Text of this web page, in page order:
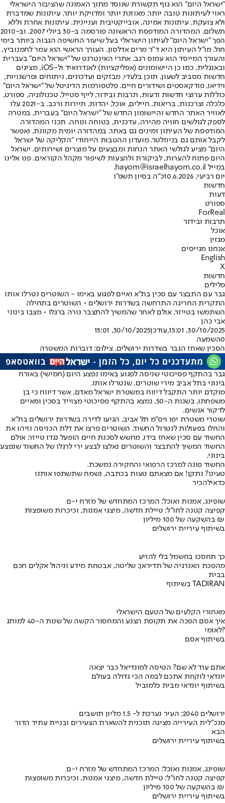
"ישראל היום" הוא גוף תקשורת שנוסד מתוך האמונה שהציבור הישראלי
ראוי לעיתונות טובה יותר, מאוזנת יותר ומדויקת יותר. עיתונות שמדברת
ולא צועקת. עיתונות אמינה, אובייקטיבית ועניינית. עיתונות אחרת וללא
תשלום. המהדורה המודפסת הראשונה פורסמה ב-30 ביולי 2007, וב-2010
הפך "ישראל היום" לעיתון הישראלי בעל שיעור החשיפה הגבוה ביותר בימי
חול. מו"ל העיתון היא ד"ר מרים אדלסון. העורך הראשי הוא עמר לחמנוביץ,
והעורך המייסד הוא עמוס רגב. אתרי האינטרנט של "ישראל היום" בעברית
ובאנגלית, כמו כן היישומונים (אפליקציות) לאנדרואיד ול-iOS, מציגים
חדשות מסביב לשעון, תוכן בלעדי, מבזקים ועדכונים, ניתוחים ופרשנויות,
וידיאו, פודקאסטים ושידורים חיים. פלטפורמות הדיגיטל של "ישראל היום"
כוללות ערוצי חדשות ודעות, תרבות ובידור, לייף סטייל, טכנולוגיה, ספורט,
כלכלה וצרכנות, בריאות, חיילים, אוכל, יהדות, תיירות ורכב. ב-2021 עלו
לאוויר האתר החדש והיישומון החדש של "ישראל היום" בעברית, במטרה
לספק לגולשים חוויה מהירה, עדכנית, בטוחה ונוחה. תכני המהדורה
המודפסת של העיתון זמינים גם באתר, במהדורה יומית מקוונת, ואפשר
לקבל אותם גם בניוזלטר. מועדון ההטבות הייחודי "הקליקה של ישראל
היום" מציע לגולשי האתר הנחות ומבצעים על מוצרים ושירותים. ישראל
היום פתוח להערות, לביקורת ולהצעות לשיפור מקהל הקוראים. פנו אלינו
במייל hayom@israelhayom.co.il.
יום רביעי, 10.6.2026
כ"ה בסיון תשפ"ו
חדשות
דעות
ספורט
ForReal
תרבות ובידור
אוכל
מגזין
אנחנו מגייסים
English
X
חדשות
פלילים
גבר עם התבצר עם סכין בת"א ואיים לפגוע באימו - השוטרים נטרלו אותו
התקרית החריגה התרחשה בשדרות ירושלים • השוטרים בתחילה
השתמשו בטייזר, אולם לאחר שהמשיך להתצבר נורה ברגלו • מצבו בינוני
אבי כהן
30/10/2025, 15:01
,עודכן30/10/2025, 15:01
0השמעה
הסכין שאחז הגבר בשדרות ירושלים. צילום: דוברות המשטרה
גבר בהתקף פסיכוטי שניסה לפגוע באימו נפצע היום (חמישי) באורח
בינוני בתל אביב מירי שוטרים, שנטרלו אותו.
מוקדם יותר התקבל דיווח במשטרת ישראל מאדם, אשר דיווח כי בן
משפחתו, בשנות ה-50, נמצא בהתקף פסיכוטי מצוייד בסכין ומאיים
לדקור אנשים.
שוטרי משטרת יפו ויס"מ תל אביב, הגיעו לדירה בשדרות ירושלים בת"א
והחלו בפעולות לנטרול החשוד. השוטרים פרצו את דלת הכניסה וזיהו את
החשוד עם סכין שאחז בידו, מחשש לסכנת חיים הופעל נגדו טייזר, אולם
החשוד המשיך להתבצר והשוטרים נאלצו לבצע ירי לרגלו של החשוד שנפצע
בינוני.
החשוד פונה למרכז הרפואי והחקירה נמשכת.
טעינו? נתקן! אם מצאתם טעות בכתבה, נשמח שתשתפו אותנו
כדאילהכיר
שופינג, אמנות ואוכל: המרכז המתחדש של מזרח י-ם
קפיצה קטנה לחו"ל: טיילת חדשה, מיצגי אמנות, וכיכרות משופצות
בהשקעה של 100 מיליון ₪
בשיתוף עיריית ירושלים
כך תחסכו בחשמל בלי להזיע
מהפכת האנרגיה של תדיראן: שליטה, אבטחת מידע וניהול אקלים חכם
בבית
בשיתוף TADIRAN
מאחורי הקלעים של הטעם הישראלי
איך אסם הפכה את תקופת הצנע והמחסור הקשה של שנות ה-40 למותג
לאומי?
בשיתוף אסם
אתם עוד לא שם? הטיסה למונדיאל כבר יצאה
יונדאי לוקחת אתכם לבמה הכי גדולה בעולם
בשיתוף יונדאי מבית כלמוביל
ירושלים 2040: העיר נערכת ל- 1.5 מליון תושבים
מנכ"לית העירייה מציגה תוכנית להשארת הצעירים ובניית עתיד הדור
הבא
בשיתוף עיריית ירושלים
שופינג, אמנות ואוכל: המרכז המתחדש של מזרח י-ם
קפיצה קטנה לחו"ל: טיילת חדשה, מיצגי אמנות, וכיכרות משופצות
בהשקעה של 100 מיליון ₪
בשיתוף עיריית ירושלים